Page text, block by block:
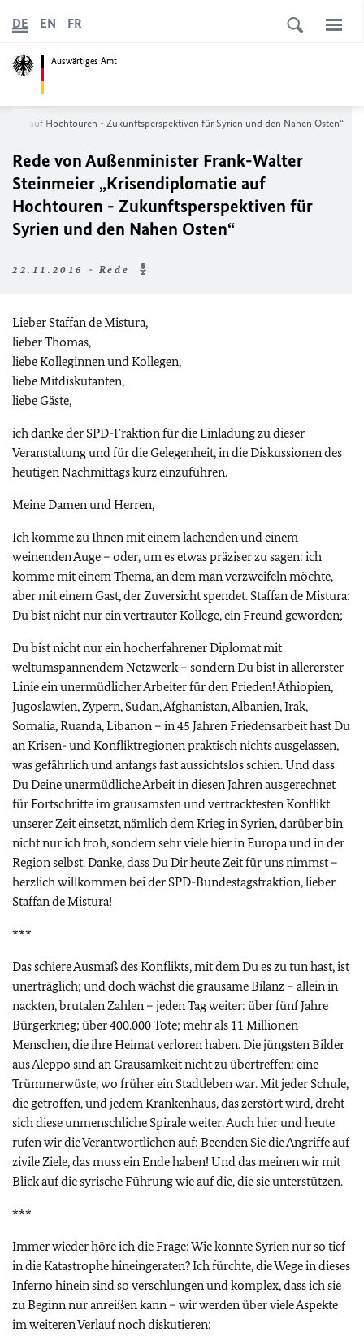
Auswärtiges Amt
DE EN FR
auf Hochtouren - Zukunftsperspektiven für Syrien und den Nahen Osten“
Rede von Außenminister Frank-Walter
Steinmeier „Krisendiplomatie auf
Hochtouren - Zukunftsperspektiven für
Syrien und den Nahen Osten“
22.11.2016 - Rede
Lieber Staffan de Mistura,
lieber Thomas,
liebe Kolleginnen und Kollegen,
liebe Mitdiskutanten,
liebe Gäste,
ich danke der SPD-Fraktion für die Einladung zu dieser
Veranstaltung und für die Gelegenheit, in die Diskussionen des
heutigen Nachmittags kurz einzuführen.
Meine Damen und Herren,
Ich komme zu Ihnen mit einem lachenden und einem
weinenden Auge – oder, um es etwas präziser zu sagen: ich
komme mit einem Thema, an dem man verzweifeln möchte,
aber mit einem Gast, der Zuversicht spendet. Staffan de Mistura:
Du bist nicht nur ein vertrauter Kollege, ein Freund geworden;
Du bist nicht nur ein hocherfahrener Diplomat mit
weltumspannendem Netzwerk – sondern Du bist in allererster
Linie ein unermüdlicher Arbeiter für den Frieden! Äthiopien,
Jugoslawien, Zypern, Sudan, Afghanistan, Albanien, Irak,
Somalia, Ruanda, Libanon – in 45 Jahren Friedensarbeit hast Du
an Krisen- und Konfliktregionen praktisch nichts ausgelassen,
was gefährlich und anfangs fast aussichtslos schien. Und dass
Du Deine unermüdliche Arbeit in diesen Jahren ausgerechnet
für Fortschritte im grausamsten und vertracktesten Konflikt
unserer Zeit einsetzt, nämlich dem Krieg in Syrien, darüber bin
nicht nur ich froh, sondern sehr viele hier in Europa und in der
Region selbst. Danke, dass Du Dir heute Zeit für uns nimmst –
herzlich willkommen bei der SPD-Bundestagsfraktion, lieber
Staffan de Mistura!
***
Das schiere Ausmaß des Konflikts, mit dem Du es zu tun hast, ist
unerträglich; und doch wächst die grausame Bilanz – allein in
nackten, brutalen Zahlen – jeden Tag weiter: über fünf Jahre
Bürgerkrieg; über 400.000 Tote; mehr als 11 Millionen
Menschen, die ihre Heimat verloren haben. Die jüngsten Bilder
aus Aleppo sind an Grausamkeit nicht zu übertreffen: eine
Trümmerwüste, wo früher ein Stadtleben war. Mit jeder Schule,
die getroffen, und jedem Krankenhaus, das zerstört wird, dreht
sich diese unmenschliche Spirale weiter. Auch hier und heute
rufen wir die Verantwortlichen auf: Beenden Sie die Angriffe auf
zivile Ziele, das muss ein Ende haben! Und das meinen wir mit
Blick auf die syrische Führung wie auf die, die sie unterstützen.
***
Immer wieder höre ich die Frage: Wie konnte Syrien nur so tief
in die Katastrophe hineingeraten? Ich fürchte, die Wege in dieses
Inferno hinein sind so verschlungen und komplex, dass ich sie
zu Beginn nur anreißen kann – wir werden über viele Aspekte
im weiteren Verlauf noch diskutieren: